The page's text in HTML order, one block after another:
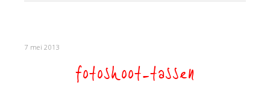
7 mei 2013
fotoshoot-tassen